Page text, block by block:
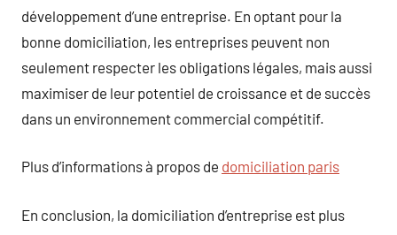
développement d’une entreprise. En optant pour la
bonne domiciliation, les entreprises peuvent non
seulement respecter les obligations légales, mais aussi
maximiser de leur potentiel de croissance et de succès
dans un environnement commercial compétitif.
Plus d’informations à propos de domiciliation paris
En conclusion, la domiciliation d’entreprise est plus